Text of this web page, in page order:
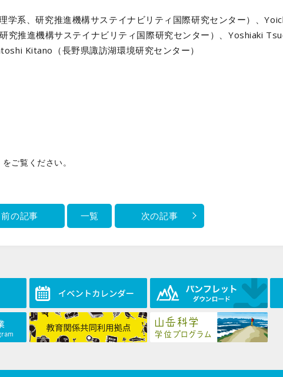
系、研究推進機構サステイナビリティ国際研究センター）、
究推進機構サステイナビリティ国際研究センター）、Yoshiaki
Kitano（長野県諏訪湖環境研究センター）
をご覧ください。
前の記事 一覧 次の記事